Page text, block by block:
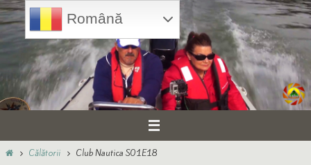
Skip
to
content
HomeCălătorii Club Nautica S01E18
Română